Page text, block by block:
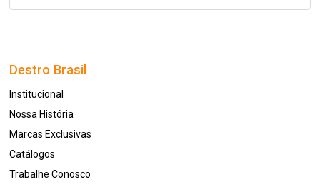
Destro Brasil
Institucional
Nossa História
Marcas Exclusivas
Catálogos
Trabalhe Conosco